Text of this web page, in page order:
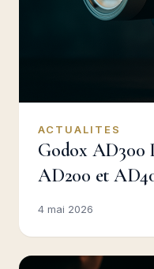
ACTUALITES
Godox AD300
AD200 et
4 mai 2026